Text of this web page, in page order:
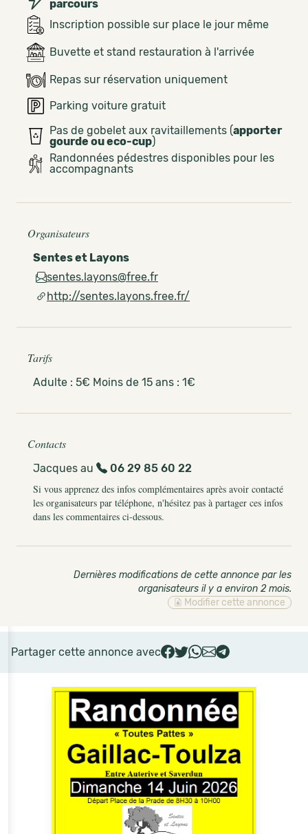
parcours
Inscription possible sur place le jour même
Buvette et stand restauration à l'arrivée
Repas sur réservation uniquement
Parking voiture gratuit
Pas de gobelet aux ravitaillements (apporter
gourde ou eco-cup)
Randonnées pédestres disponibles pour les
accompagnants
Organisateurs
Sentes et Layons
sentes.layons@free.fr
http://sentes.layons.free.fr/
Tarifs
Adulte : 5€ Moins de 15 ans : 1€
Contacts
Jacques au
06 29 85 60 22
Si vous apprenez des infos complémentaires après avoir contacté
les organisateurs par téléphone, n'hésitez pas à partager ces infos
dans les commentaires ci-dessous.
Dernières modifications de cette annonce par les
organisateurs il y a environ 2 mois.
Modifier cette annonce
Partager cette annonce avec